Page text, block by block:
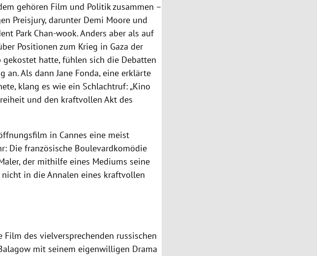
gehören Film und Politik zusammen –
Preisjury, darunter Demi Moore und
Park Chan-wook. Anders aber als auf
Positionen zum Krieg in Gaza der
gekostet hatte, fühlen sich die Debatten
Als dann Jane Fonda, eine erklärte
klang es wie ein Schlachtruf: „Kino
und den kraftvollen Akt des
in Cannes eine meist
Die französische Boulevardkomödie
der mithilfe eines Mediums seine
in die Annalen eines kraftvollen
des vielversprechenden russischen
mit seinem eigenwilligen Drama